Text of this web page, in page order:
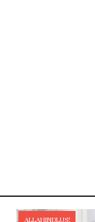
ALLAHINDLUS!